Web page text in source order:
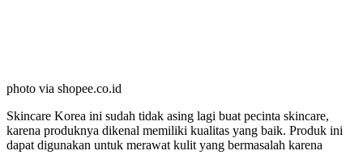
photo via shopee.co.id
Skincare Korea ini sudah tidak asing lagi buat pecinta skincare,
karena produknya dikenal memiliki kualitas yang baik. Produk ini
dapat digunakan untuk merawat kulit yang bermasalah karena